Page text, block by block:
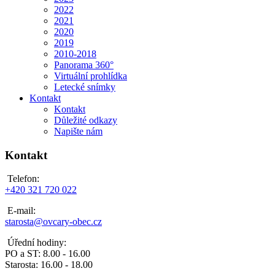
2022
2021
2020
2019
2010-2018
Panorama 360°
Virtuální prohlídka
Letecké snímky
Kontakt
Kontakt
Důležité odkazy
Napište nám
Kontakt
Telefon:
+420 321 720 022
E-mail:
starosta@ovcary-obec.cz
Úřední hodiny:
PO a ST: 8.00 - 16.00
Starosta: 16.00 - 18.00